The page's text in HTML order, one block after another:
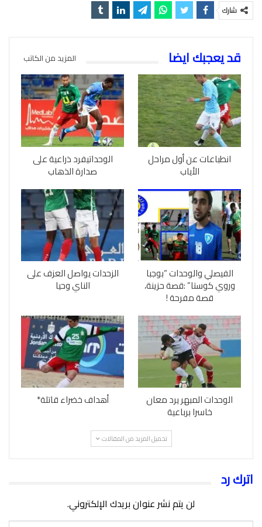
شارك
قد يعجبك ايضا المزيد من الكاتب
انطباعات عن أول مراحل
الأياب
الوحداتيفرد ذراعية على
صدارة الذهاب
الفيصلي والوحدات “بوجبا
وروي كوستا” :قصة حزينة،
قصة مفرحة !
الزحدات يواصل العزف على
الناي وحيا
الوحدات المبهر يرد معان
خاسرا برباعية
أهداف خضراء قاتلة*
تحميل المزيد من المقالات
اترك رد
لن يتم نشر عنوان بريدك الإلكتروني.